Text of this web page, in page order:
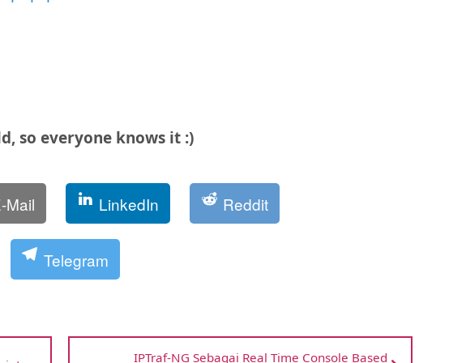
so everyone knows it :)
Mail LinkedIn Reddit
Telegram
IPTraf-NG Sebagai Real Time Console Based